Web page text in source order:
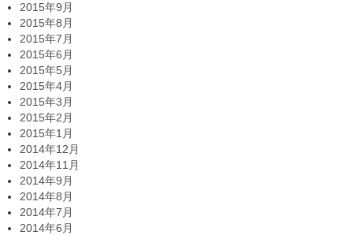
2015年9月
2015年8月
2015年7月
2015年6月
2015年5月
2015年4月
2015年3月
2015年2月
2015年1月
2014年12月
2014年11月
2014年9月
2014年8月
2014年7月
2014年6月